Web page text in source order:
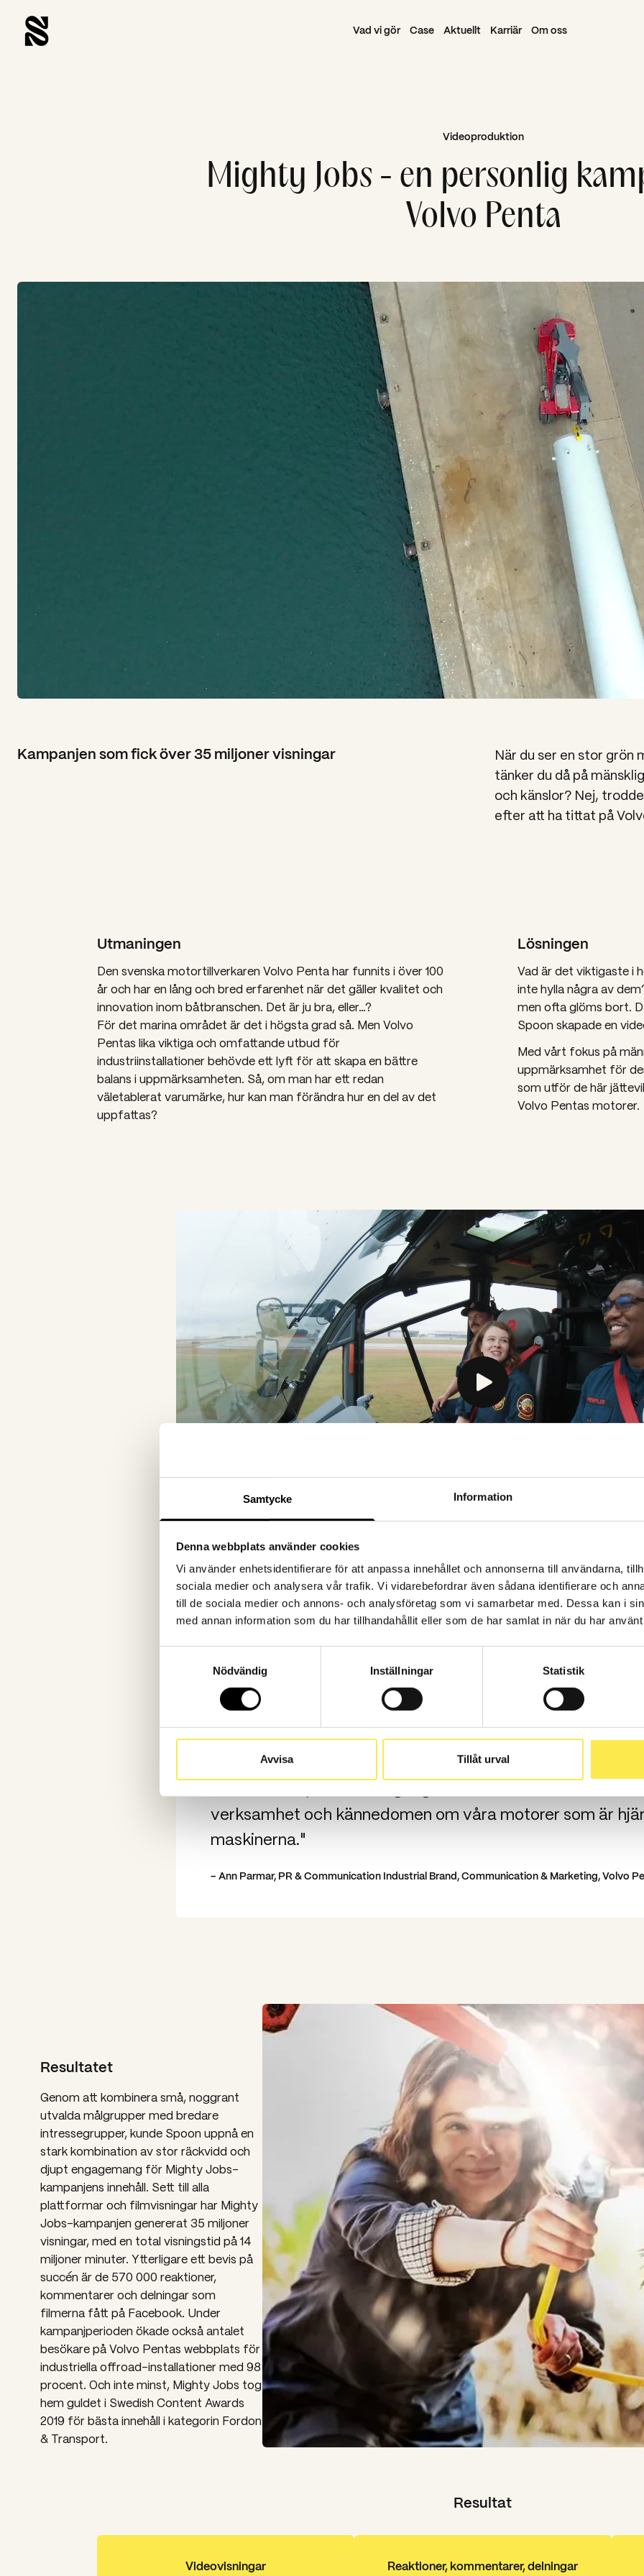
Samtycke Information
Denna webbplats använder cookies
Vi använder enhetsidentifierare för att anpassa innehållet och annonserna till användarna,
sociala medier och analysera vår trafik. Vi vidarebefordrar även sådana identifierare och
till de sociala medier och annons- och analysföretag som vi samarbetar med. Dessa kan i
med annan information som du har tillhandahållit eller som de har samlat in när du har
Nödvändig
Inställningar Statistik
Avvisa Tillåt urval
Vad vi gör Case Aktuellt Karriär Om oss
Videoproduktion
Mighty Jobs - en personlig
Volvo Penta
Kampanjen som fick över 35 miljoner visningar
När du ser en stor grön
tänker du då på
och känslor? Nej,
efter att ha tittat på
Utmaningen
Den svenska motortillverkaren Volvo Penta har funnits i över 100
år och har en lång och bred erfarenhet när det gäller kvalitet och
innovation inom båtbranschen. Det är ju bra, eller…?
För det marina området är det i högsta grad så. Men Volvo
Pentas lika viktiga och omfattande utbud för
industriinstallationerbehövde ett lyft för att skapa en bättre
balans i uppmärksamheten. Så, om man har ett redan
väletablerat varumärke, hur kan man förändra hur en del av det
uppfattas?
Lösningen
Vad är det viktigaste i
inte hylla några av
men ofta glöms bort.
Spoon skapade en
Med vårt fokus på
uppmärksamhet för
som utför de här
Volvo Pentas motorer.
"Det är helt fantastiskt att Mighty Jobs-kampanjen
prestigefyllda Swedish Content Awards. Att framhäva
hanterar olika tillämpningar inom skilda områden som
skogsbruk, gruvindustri, flygplatser och hamnar, liksom
deras arbete, är ett framgångsrikt sätt att stärka vår
verksamhet och kännedomen om våra motorer som är
maskinerna."
– Ann Parmar, PR & Communication Industrial Brand, Communication & Marketing, Volvo
Resultatet
Genom att kombinera små, noggrant
utvalda målgrupper med bredare
intressegrupper, kunde Spoon uppnå en
stark kombination av stor räckvidd och
djupt engagemang för Mighty Jobs-
kampanjens innehåll. Sett till alla
plattformar och filmvisningar har Mighty
Jobs-kampanjen genererat 35 miljoner
visningar, med en total visningstid på 14
miljoner minuter. Ytterligare ett bevis på
succén är de 570 000 reaktioner,
kommentarer och delningar som
filmerna fått på Facebook. Under
kampanjperioden ökade också antalet
besökare på Volvo Pentas webbplats för
industriella offroad-installationer med 98
procent. Och inte minst, Mighty Jobs tog
hem guldet i Swedish Content Awards
2019 för bästa innehåll i kategorin Fordon
& Transport.
Resultat
Videovisningar Reaktioner, kommentarer, delningar